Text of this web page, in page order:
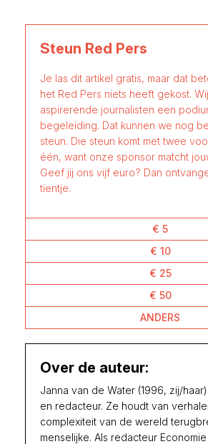
Steun Red Pers
Je las dit artikel gratis, maar dat
het Red Pers niets heeft gekost.
aspirerende journalisten een
begeleiding. Dat kunnen we nog
steun. Die steun komt met twee
één, want onze sponsor matcht
Geef jij ons vijf euro? Dan
tientje.
€ 5
€ 10
€ 25
€ 50
ANDERS
Over de auteur:
Janna van de Water (1996, zij/
en redacteur. Ze houdt van
complexiteit van de wereld
menselijke. Als redacteur